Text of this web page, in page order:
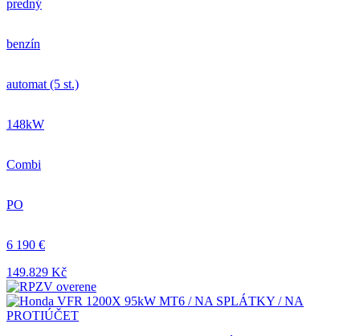
predný
benzín
automat (5 st.)
148kW
Combi
PO
6 190 €
149.829 Kč